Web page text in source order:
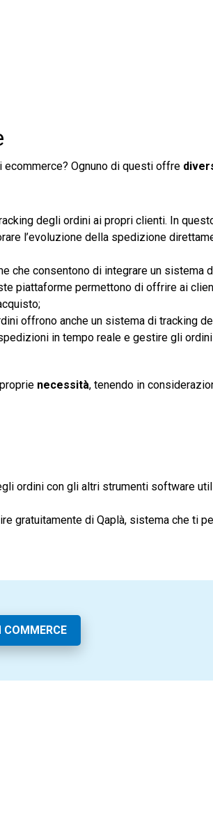
Ognuno di questi offre
degli ordini ai propri clienti. In
l’evoluzione della spedizione
che consentono di integrare un sistema
piattaforme permettono di offrire ai
offrono anche un sistema di tracking
in tempo reale e gestire gli
necessità, tenendo in
ordini con gli altri strumenti software
gratuitamente di Qaplà, sistema che ti